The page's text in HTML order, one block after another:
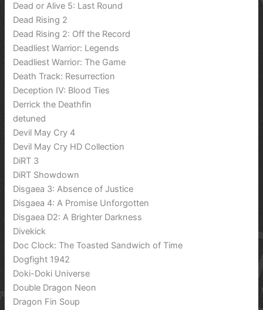
Dead or Alive 5: Last Round
Dead Rising 2
Dead Rising 2: Off the Record
Deadliest Warrior: Legends
Deadliest Warrior: The Game
Death Track: Resurrection
Deception IV: Blood Ties
Derrick the Deathfin
detuned
Devil May Cry 4
Devil May Cry HD Collection
DiRT 3
DiRT Showdown
Disgaea 3: Absence of Justice
Disgaea 4: A Promise Unforgotten
Disgaea D2: A Brighter Darkness
Divekick
Doc Clock: The Toasted Sandwich of Time
Dogfight 1942
Doki-Doki Universe
Double Dragon Neon
Dragon Fin Soup